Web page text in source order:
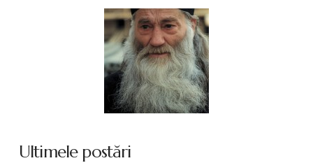
Ultimele postări